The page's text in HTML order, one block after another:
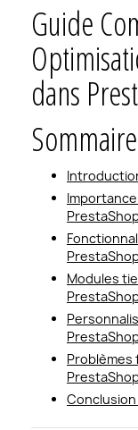
Guide
dans
Sommaire
Modules
Problèmes